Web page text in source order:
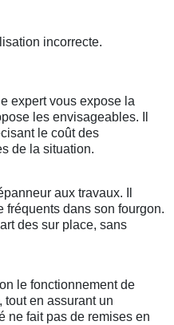
incorrecte.
expert vous expose la
les envisageables. Il
le coût des
de la situation.
aux travaux. Il
fréquents dans son fourgon.
des sur place, sans
le fonctionnement de
en assurant un
ne fait pas de remises en